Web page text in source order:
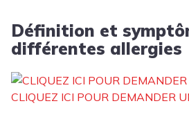
Définition et
différentes allergies
CLIQUEZ ICI POUR DEMANDER